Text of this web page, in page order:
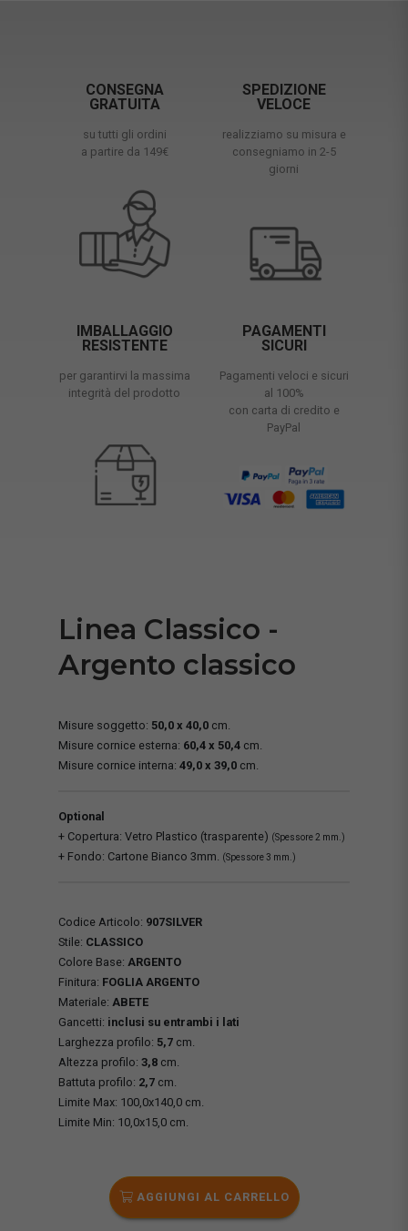
CONSEGNA
GRATUITA
su tutti gli ordini
a partire da 149€
SPEDIZIONE
VELOCE
realizziamo su misura e
consegniamo in 2-5
giorni
IMBALLAGGIO
RESISTENTE
per garantirvi la massima
integrità del prodotto
PAGAMENTI
SICURI
Pagamenti veloci e sicuri
al 100%
con carta di credito e
PayPal
Linea Classico -
Argento classico
Misure soggetto: 50,0 x 40,0 cm.
Misure cornice esterna: 60,4 x 50,4 cm.
Misure cornice interna: 49,0 x 39,0 cm.
Optional
+ Copertura: Vetro Plastico (trasparente) (Spessore 2 mm.)
+ Fondo: Cartone Bianco 3mm. (Spessore 3 mm.)
Codice Articolo: 907SILVER
Stile: CLASSICO
Colore Base: ARGENTO
Finitura: FOGLIA ARGENTO
Materiale: ABETE
Gancetti: inclusi su entrambi i lati
Larghezza profilo: 5,7 cm.
Altezza profilo: 3,8 cm.
Battuta profilo: 2,7 cm.
Limite Max: 100,0x140,0 cm.
Limite Min: 10,0x15,0 cm.
AGGIUNGI AL CARRELLO